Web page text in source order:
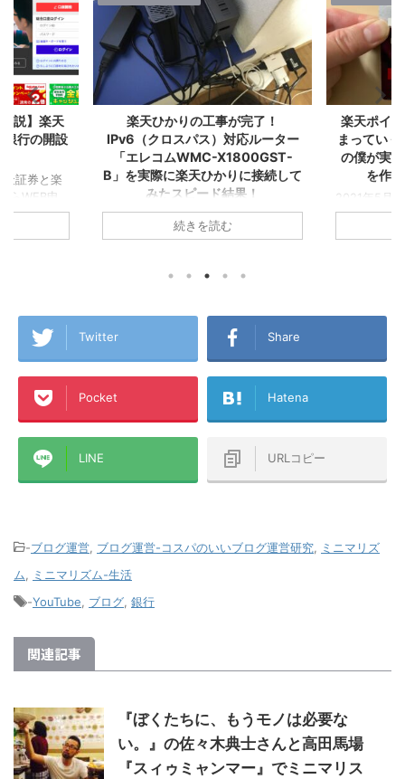
完了！
ルーター
接続して
！
おうちの
理論で
で使ってい
のアパー
ひかりテ
ンションタ
楽天ポイントが自動でどんどん貯
まっていく！『楽天経済圏2年生』
の僕が実感した誰もが楽天カード
を作るべき１２の理由！
2021年5月に▼『楽天経済圏』で生き
ていくことを決意し、その後すぐに楽
天カードを2枚発行してこの夏で無事
も含めた『楽天経済圏』という視点か
ら誰もが楽天カードを発行するメリッ
経済圏』に入ろうか悩んでいる方、各
種ポイントがいろんな経済圏にバラバ
ラに分散している方などの参考になれ
ば幸いです！ この記事のミ ...
続きを読む
人生-考え方
Kindle本
る！増や
ら『楽
お金が貯ま
ゼロから『
済圏』に入
した！ そん
Twitter Share
Pocket Hatena
LINE URLコピー
-ブログ運営, ブログ運営-コスパのいいブログ運営研究, ミニマリズ
ム, ミニマリズム-生活
-YouTube, ブログ, 銀行
関連記事
『ぼくたちに、もうモノは必要な
い。』の佐々木典士さんと高田馬場
『スィゥミャンマー』でミニマリス